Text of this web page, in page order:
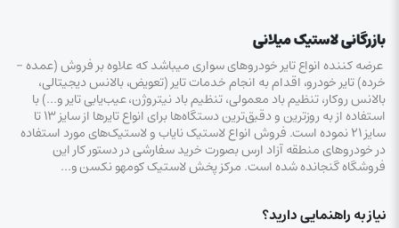
بازرگانی لاستیک میلانی
عرضه کننده انواع تایر خودروهای سواری میباشد که علاوه بر فروش (عمده –
خرده‌) تایر خودرو، اقدام به انجام خدمات تایر (تعویض، بالانس دیجیتالی،
بالانس روکار، تنظیم باد معمولی، تنظیم باد نیتروژن، عیب‌یابی تایر و…) با
استفاده از به روزترین و دقیق‌ترین دستگاه‌ها برای انواع تایرها از سایز ۱۳ تا
سایز ۲۱ نموده است. فروش انواع لاستیک‌ نایاب و لاستیک‌های مورد استفاده
در خودروهای منطقه آزاد ارس بصورت خرید سفارشی در دستور کار این
فروشگاه گنجانده شده است. مرکز پخش لاستیک کومهو نکسن و…
نیاز به راهنمایی دارید؟